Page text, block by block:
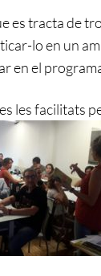
es tracta de
lo en un
en el
les facilitats